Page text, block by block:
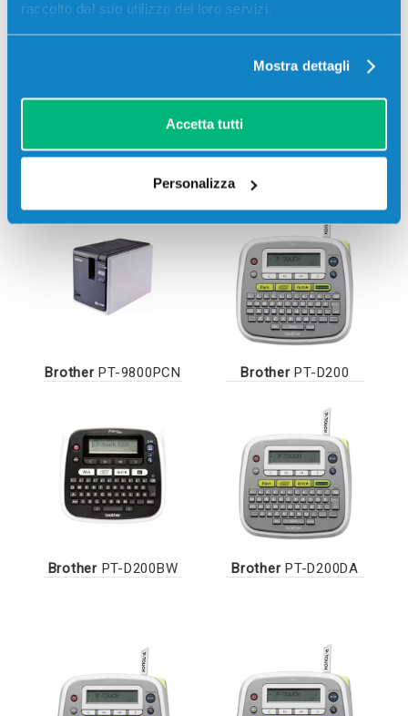
raccolto dal suo utilizzo dei loro servizi.
Mostra dettagli
Accetta tutti
Personalizza
PT-7600VP Brother
BrotherPT-9800PCN BrotherPT-D200
BrotherPT-D200BW BrotherPT-D200DA